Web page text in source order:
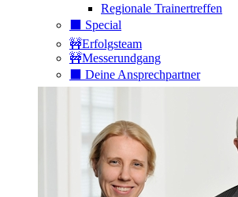
Regionale Trainertreffen
⬛️ Special
🚧Erfolgsteam
🚧Messerundgang
⬛️ Deine Ansprechpartner